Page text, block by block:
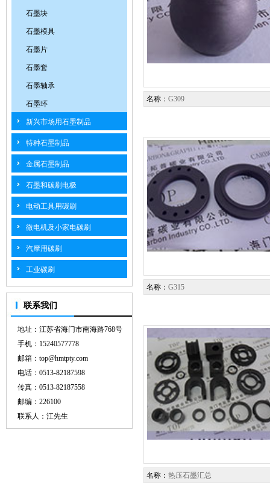
石墨块
石墨模具
石墨片
石墨套
石墨轴承
石墨环
新兴市场用石墨制品
特种石墨制品
金属石墨制品
石墨和碳刷电极
电动工具用碳刷
微电机及小家电碳刷
汽摩用碳刷
工业碳刷
联系我们
地址：江苏省海门市南海路768号
手机：15240577778
邮箱：top@hmtpty.com
电话：0513-82187598
传真：0513-82187558
邮编：226100
联系人：江先生
名称： G309
名称： G315
名称： 热压石墨汇总